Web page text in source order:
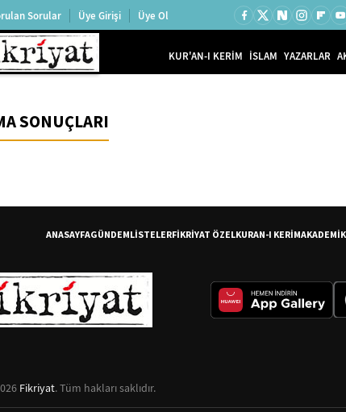
Sorular Üye Girişi Üye Ol
KUR'AN-I KERİM İSLAM YAZARLAR
SONUÇLARI
ANASAYFAGÜNDEMLİSTELERFİKRİYAT ÖZELKURAN-I KERİMAKADEMİK
Fikriyat. Tüm hakları saklıdır.